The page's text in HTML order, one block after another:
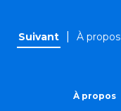
Suivant À propos
À propos